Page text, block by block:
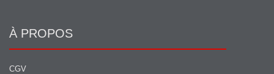
À PROPOS
CGV